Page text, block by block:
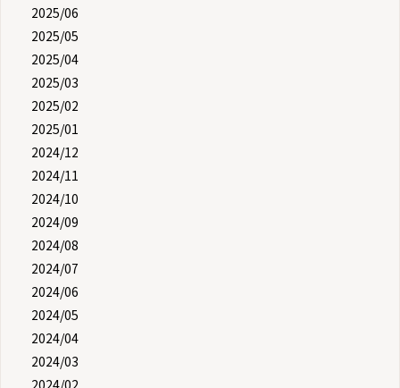
2025/06
2025/05
2025/04
2025/03
2025/02
2025/01
2024/12
2024/11
2024/10
2024/09
2024/08
2024/07
2024/06
2024/05
2024/04
2024/03
2024/02